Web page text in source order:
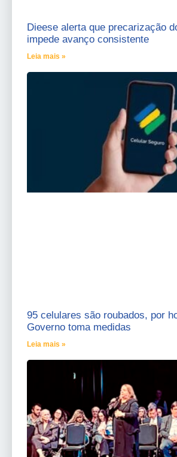
Dieese alerta que precarização
impede avanço consistente
Leia mais »
95 celulares são roubados, por
Governo toma medidas
Leia mais »